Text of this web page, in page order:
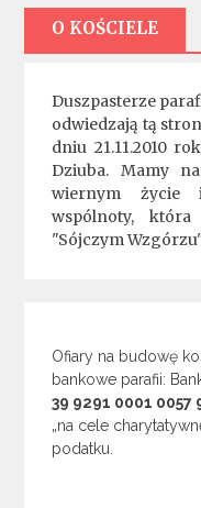
O KOŚCIELE
Duszpasterze
odwiedzają tą
dniu 21.11.2010
Dziuba. Mamy
wiernym życie
wspólnoty,
"Sójczym
Ofiary na budowę
bankowe parafii:
39 9291 0001 0057
„na cele
podatku.